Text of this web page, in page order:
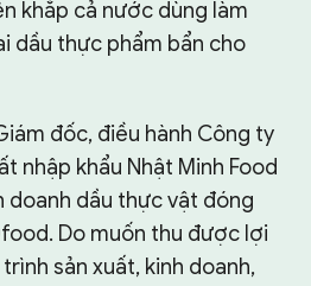
khắp cả nước dùng làm
dầu thực phẩm bẩn cho
đốc, điều hành Công ty
nhập khẩu Nhật Minh Food
doanh dầu thực vật đóng
Do muốn thu được lợi
sản xuất, kinh doanh,